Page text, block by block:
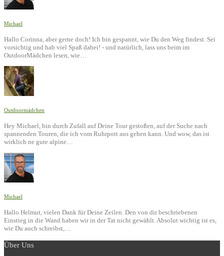
Michael
Hallo Corinna, aber gerne doch! Ich bin gespannt, wie Du den Weg findest. Sei
vorsichtig und hab viel Spaß dabei! - und natürlich, lass uns beim im
OutdoorMädchen lesen, wie…
Outdoormädchen
Hey Michael, bin durch Zufall auf Deine Tour gestoßen, auf der Suche nach
spannenden Touren, die ich vom Ruhrpott aus gehen kann. Und wow, das ist
wirklich ne gute alpine…
Michael
Hallo Helmut, vielen Dank für Deine Zeilen. Den von dir beschriebenen
Einstieg in die Wand haben wir in der Tat nicht gewählt. Absolut wichtig ist es,
wie Du auch schreibst,…
Über Uns